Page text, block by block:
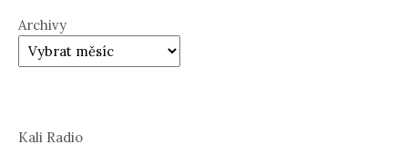
Archivy
Kali Radio